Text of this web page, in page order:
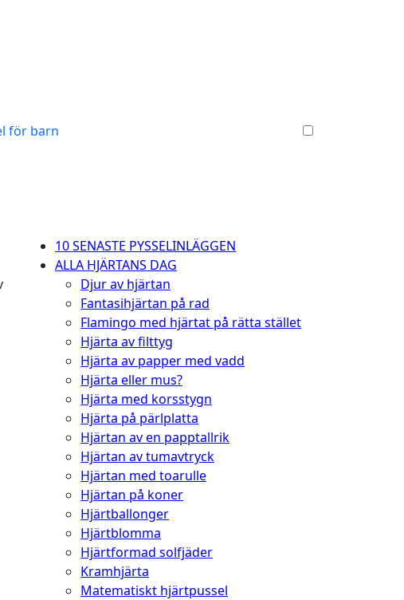
för barn
10 SENASTE PYSSELINLÄGGEN
ALLA HJÄRTANS DAG
Djur av hjärtan
Fantasihjärtan på rad
Flamingo med hjärtat på rätta stället
Hjärta av filttyg
Hjärta av papper med vadd
Hjärta eller mus?
Hjärta med korsstygn
Hjärta på pärlplatta
Hjärtan av en papptallrik
Hjärtan av tumavtryck
Hjärtan med toarulle
Hjärtan på koner
Hjärtballonger
Hjärtblomma
Hjärtformad solfjäder
Kramhjärta
Matematiskt hjärtpussel